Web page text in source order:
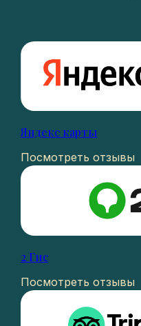
Яндекс карты
Посмотреть отзывы
2 Гис
Посмотреть отзывы